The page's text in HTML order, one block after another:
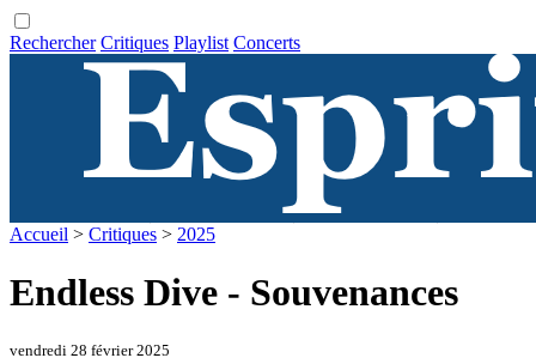
Rechercher Critiques Playlist Concerts
Accueil > Critiques > 2025
Endless Dive - Souvenances
vendredi 28 février 2025